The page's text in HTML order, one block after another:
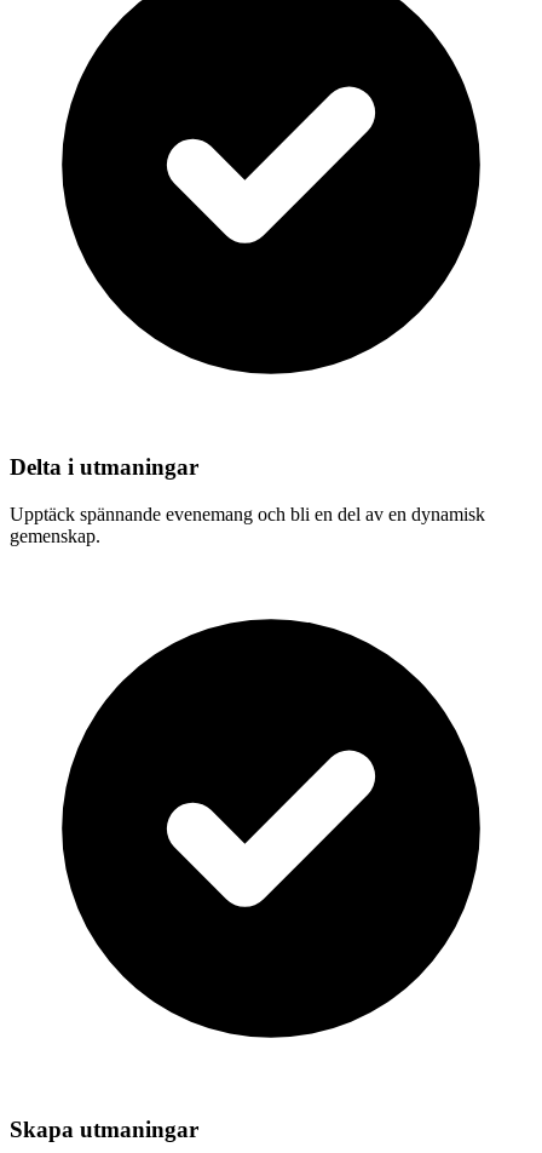
Delta i utmaningar
Upptäck spännande evenemang och bli en del av en dynamisk
gemenskap.
Skapa utmaningar